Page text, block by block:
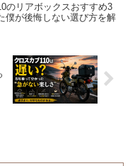
のリアボックスおすすめ3
僕が後悔しない選び方を解